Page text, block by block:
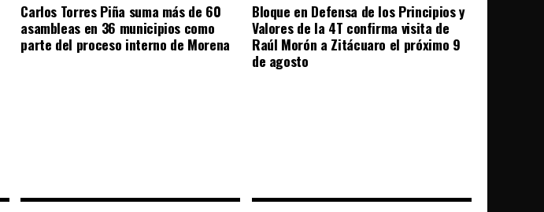
Carlos Torres Piña suma más de 60
asambleas en 36 municipios como
parte del proceso interno de Morena
Bloque en Defensa de los Principios y
Valores de la 4T confirma visita de
Raúl Morón a Zitácuaro el próximo 9
de agosto